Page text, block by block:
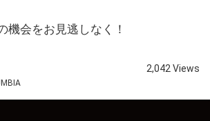
機会をお見逃しなく！
2,042 Views